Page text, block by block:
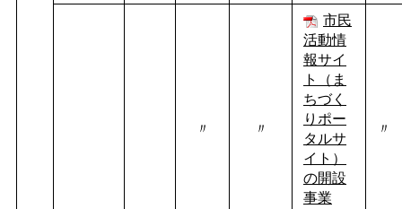
〃 〃
市民
活動情
報サイ
ト（ま
ちづく
りポー
タルサ
イト）
の開設
事業
〃